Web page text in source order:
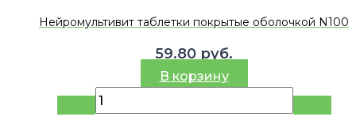
Нейромультивит таблетки покрытые оболочкой N100
59.80 руб.
В корзину